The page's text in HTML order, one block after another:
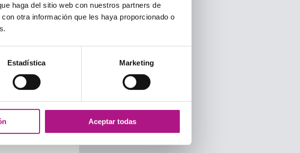
haga del sitio web con nuestros partners de
otra información que les haya proporcionado o
Estadística Marketing
Aceptar todas
van a
principales